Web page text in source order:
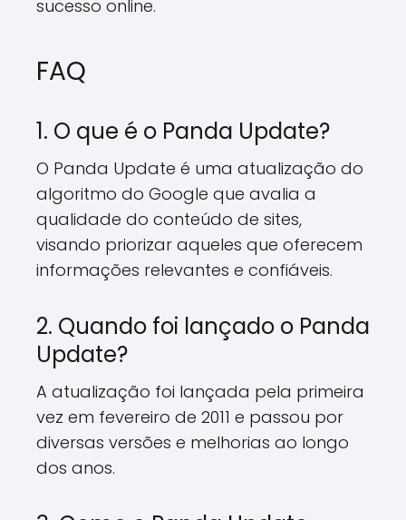
sucesso online.
FAQ
1. O que é o Panda Update?
O Panda Update é uma atualização do
algoritmo do Google que avalia a
qualidade do conteúdo de sites,
visando priorizar aqueles que oferecem
informações relevantes e confiáveis.
2. Quando foi lançado o Panda
Update?
A atualização foi lançada pela primeira
vez em fevereiro de 2011 e passou por
diversas versões e melhorias ao longo
dos anos.